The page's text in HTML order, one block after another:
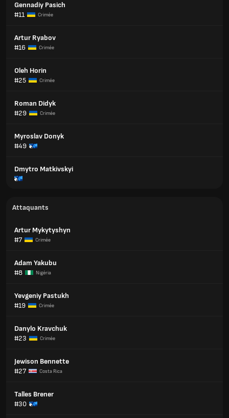
Gennadiy Pasich
#11
Crimée
Artur Ryabov
#16
Crimée
Oleh Horin
#25
Crimée
Roman Didyk
#29
Crimée
Myroslav Donyk
#49
Dmytro Matkivskyi
Attaquants
Artur Mykytyshyn
#7
Crimée
Adam Yakubu
#8
Nigéria
Yevgeniy Pastukh
#19
Crimée
Danylo Kravchuk
#23
Crimée
Jewison Bennette
#27
Costa Rica
Talles Brener
#30